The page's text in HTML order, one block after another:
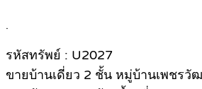
.
รหัสทรัพย์ : U2027
ขายบ้านเดี่ยว 2 ชั้น หมู่บ้านเพชรวั